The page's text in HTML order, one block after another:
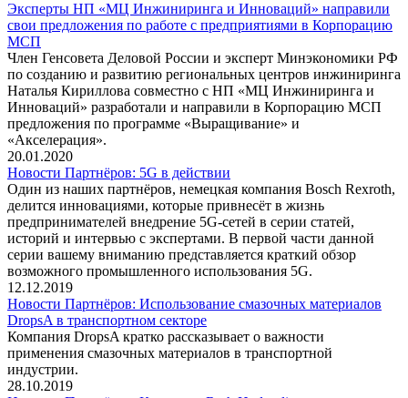
Эксперты НП «МЦ Инжиниринга и Инноваций» направили
свои предложения по работе с предприятиями в Корпорацию
МСП
Член Генсовета Деловой России и эксперт Минэкономики РФ
по созданию и развитию региональных центров инжиниринга
Наталья Кириллова совместно с НП «МЦ Инжиниринга и
Инноваций» разработали и направили в Корпорацию МСП
предложения по программе «Выращивание» и
«Акселерация».
20.01.2020
Новости Партнёров: 5G в действии
Один из наших партнёров, немецкая компания Bosch Rexroth,
делится инновациями, которые привнесёт в жизнь
предпринимателей внедрение 5G-сетей в серии статей,
историй и интервью с экспертами. В первой части данной
серии вашему вниманию представляется краткий обзор
возможного промышленного использования 5G.
12.12.2019
Новости Партнёров: Использование смазочных материалов
DropsA в транспортном секторе
Компания DropsA кратко рассказывает о важности
применения смазочных материалов в транспортной
индустрии.
28.10.2019